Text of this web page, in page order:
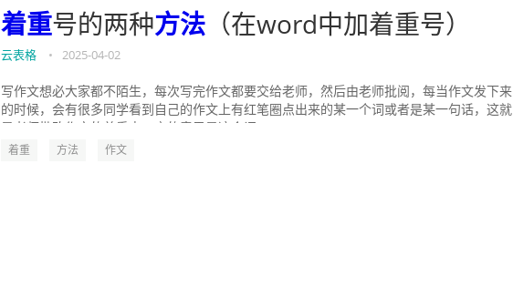
着重号的两种方法 （在word中加着重号）
云表格 • 2025-04-02
写作文想必大家都不陌生，每次写完作文都要交给老师，然后由老师批阅，每当作文发下来
的时候，会有很多同学看到自己的作文上有红笔圈点出来的某一个词或者是某一句话，这就
着重 方法 作文